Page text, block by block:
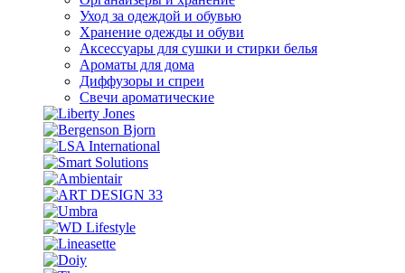
Уход за одеждой и обувью
Хранение одежды и обуви
Аксессуары для сушки и стирки белья
Ароматы для дома
Диффузоры и спреи
Свечи ароматические